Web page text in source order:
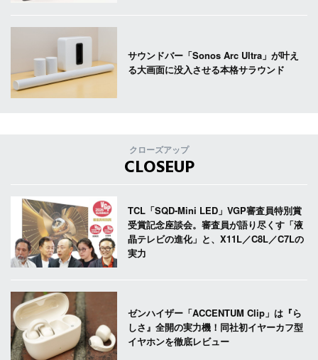
サウンドバー「Sonos Arc Ultra」が叶え
る大画面に没入させる本格サラウンド
クローズアップ
CLOSEUP
TCL「SQD-Mini LED」VGP審査員特別賞
受賞記念座談会。審査員が語り尽くす「液
晶テレビの進化」と、X11L／C8L／C7Lの
実力
ゼンハイザー「ACCENTUM Clip」は『ら
しさ』全開の実力機！同社初イヤーカフ型
イヤホンを徹底レビュー